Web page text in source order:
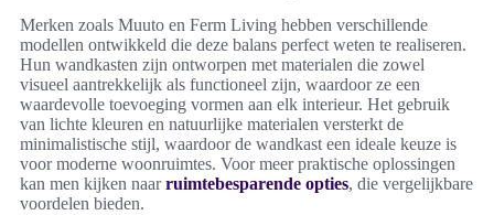
Merken zoals Muuto en Ferm Living hebben verschillende
modellen ontwikkeld die deze balans perfect weten te realiseren.
Hun wandkasten zijn ontworpen met materialen die zowel
visueel aantrekkelijk als functioneel zijn, waardoor ze een
waardevolle toevoeging vormen aan elk interieur. Het gebruik
van lichte kleuren en natuurlijke materialen versterkt de
minimalistische stijl, waardoor de wandkast een ideale keuze is
voor moderne woonruimtes. Voor meer praktische oplossingen
kan men kijken naarruimtebesparende opties, die vergelijkbare
voordelen bieden.